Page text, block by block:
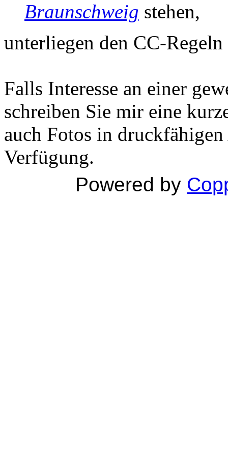
Braunschweig stehen,
unterliegen den CC-Regeln
Falls Interesse an einer
schreiben Sie mir eine
auch Fotos in
Verfügung.
Powered by